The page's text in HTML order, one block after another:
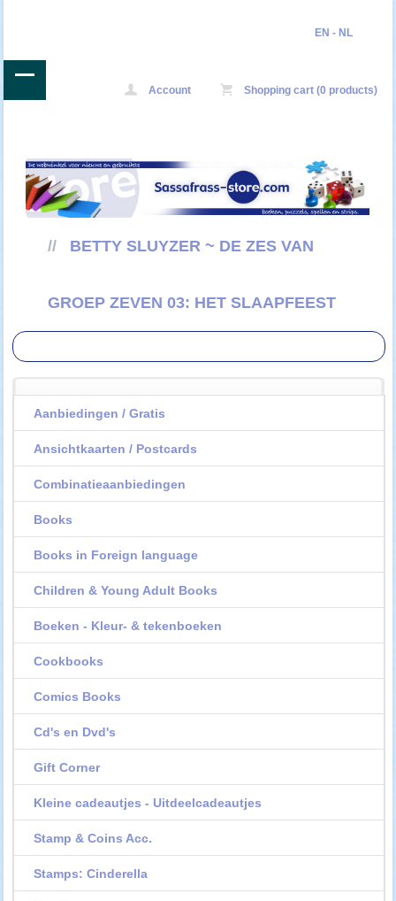
EN - NL
Account Shopping cart (0 products)
// BETTY SLUYZER ~ DE ZES VAN
GROEP ZEVEN 03: HET SLAAPFEEST
Aanbiedingen / Gratis
Ansichtkaarten / Postcards
Combinatieaanbiedingen
Books
Books in Foreign language
Children & Young Adult Books
Boeken - Kleur- & tekenboeken
Cookbooks
Comics Books
Cd's en Dvd's
Gift Corner
Kleine cadeautjes - Uitdeelcadeautjes
Stamp & Coins Acc.
Stamps: Cinderella